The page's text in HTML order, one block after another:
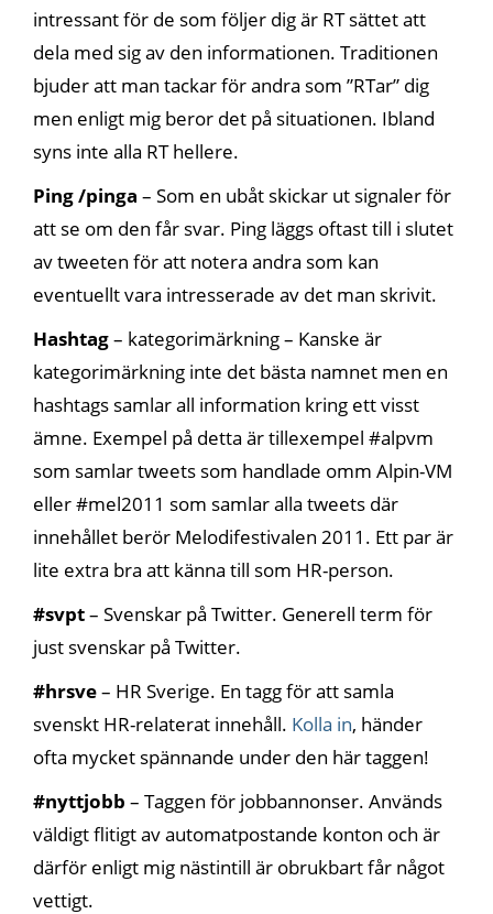
intressant för de som följer dig är RT sättet att
dela med sig av den informationen. Traditionen
bjuder att man tackar för andra som ”RTar” dig
men enligt mig beror det på situationen. Ibland
syns inte alla RT hellere.
Ping /pinga – Som en ubåt skickar ut signaler för
att se om den får svar. Ping läggs oftast till i slutet
av tweeten för att notera andra som kan
eventuellt vara intresserade av det man skrivit.
Hashtag– kategorimärkning – Kanske är
kategorimärkning inte det bästa namnet men en
hashtags samlar all information kring ett visst
ämne. Exempel på detta är tillexempel #alpvm
som samlar tweets som handlade omm Alpin-VM
eller #mel2011 som samlar alla tweets där
innehållet berör Melodifestivalen 2011. Ett par är
lite extra bra att känna till som HR-person.
#svpt– Svenskar på Twitter. Generell term för
just svenskar på Twitter.
#hrsve– HR Sverige. En tagg för att samla
svenskt HR-relaterat innehåll. Kolla in, händer
ofta mycket spännande under den här taggen!
#nyttjobb – Taggen för jobbannonser. Används
väldigt flitigt av automatpostande konton och är
därför enligt mig nästintill är obrukbart får något
vettigt.